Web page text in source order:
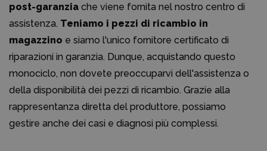
post-garanzia che viene fornita nel nostro centro di
assistenza. Teniamo i pezzi di ricambio in
magazzino e siamo l'unico fornitore certificato di
riparazioni in garanzia. Dunque, acquistando questo
monociclo, non dovete preoccuparvi dell'assistenza o
della disponibilità dei pezzi di ricambio. Grazie alla
rappresentanza diretta del produttore, possiamo
gestire anche dei casi e diagnosi più complessi.